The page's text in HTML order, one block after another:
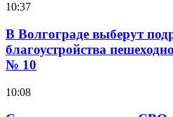
10:37
В Волгограде выберут
благоустройства
№ 10
10:08